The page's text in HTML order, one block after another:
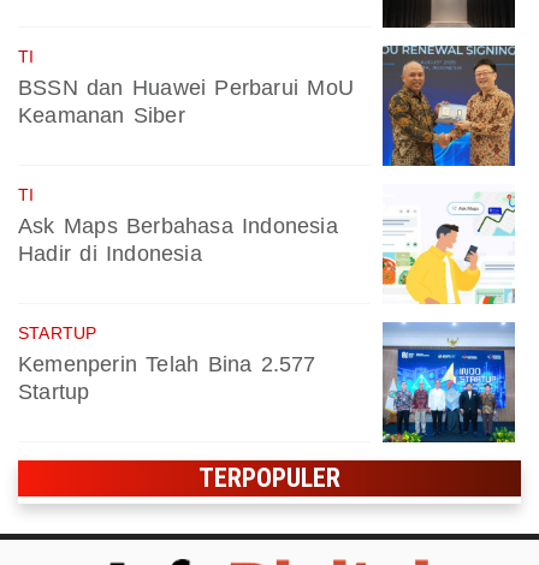
TI
BSSN dan Huawei Perbarui MoU
Keamanan Siber
TI
Ask Maps Berbahasa Indonesia
Hadir di Indonesia
STARTUP
Kemenperin Telah Bina 2.577
Startup
TERPOPULER